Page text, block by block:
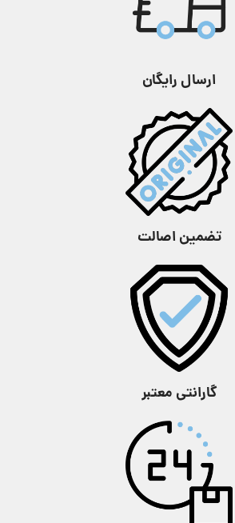
ارسال رایگان
تضمین اصالت
گارانتی معتبر